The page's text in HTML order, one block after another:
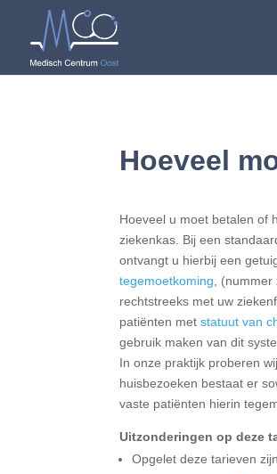
Hoeveel
Hoeveel u moet betalen of
ziekenkas. Bij een
ontvangt u hierbij een
tegemoetkoming ,
rechtstreeks met uw
patiënten metstatuut van
gebruik maken van dit
In onze praktijk proberen
huisbezoeken bestaat er
vaste patiënten hierin
Uitzonderingen op deze
Opgelet deze tarieven